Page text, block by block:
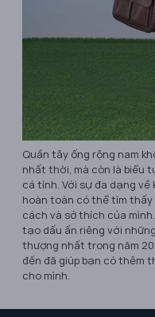
Quần tây ống rộng nam
nhất thời, mà còn là biểu
cá tính. Với sự đa dạng về
hoàn toàn có thể tìm thấy
cách và sở thích của
tạo dấu ấn riêng với
thượng nhất trong năm
đến đã giúp bạn có thêm
cho mình.